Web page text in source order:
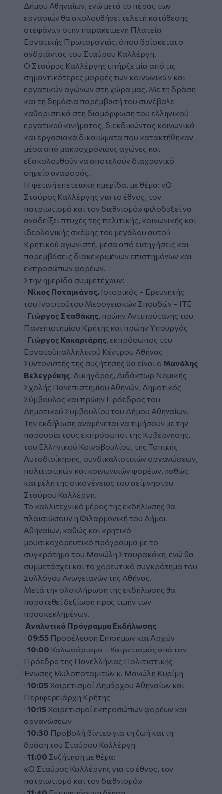
Δήμου Αθηναίων, ενώ μετά το πέρας των
εργασιών θα ακολουθήσει τελετή κατάθεσης
στεφάνων στην παρακείμενη Πλατεία
Εργατικής Πρωτομαγιάς, όπου βρίσκεται ο
ανδριάντας του Σταύρου Καλλέργη.
Ο Σταύρος Καλλέργης υπήρξε μία από τις
σημαντικότερες μορφές των κοινωνικών και
εργατικών αγώνων στη χώρα μας. Με τη δράση
και τη δημόσια παρέμβασή του συνέβαλε
καθοριστικά στη διαμόρφωση του ελληνικού
εργατικού κινήματος, διεκδικώντας κοινωνικά
και εργασιακά δικαιώματα που κατακτήθηκαν
μέσα από μακροχρόνιους αγώνες και
εξακολουθούν να αποτελούν διαχρονικό
σημείο αναφοράς.
Η φετινή επετειακή ημερίδα, με θέμα: «Ο
Σταύρος Καλλέργης για το έθνος, τον
πατριωτισμό και τον διεθνισμό» φιλοδοξεί να
αναδείξει πτυχές της πολιτικής, κοινωνικής και
ιδεολογικής σκέψης του μεγάλου αυτού
Κρητικού αγωνιστή, μέσα από εισηγήσεις και
παρεμβάσεις διακεκριμένων επιστημόνων και
εκπροσώπων φορέων.
Στην ημερίδα συμμετέχουν:
∙ Νίκος Ποταμιάνος, Ιστορικός – Ερευνητής
του Ινστιτούτου Μεσογειακών Σπουδών – ΙΤΕ
∙ Γιώργος Σταθάκης, πρώην Αντιπρύτανης του
Πανεπιστημίου Κρήτης και πρώην Υπουργός
∙ Γιώργος Κακαριάρης, εκπρόσωπος του
Εργατοϋπαλληλικού Κέντρου Αθήνας
Συντονιστής της συζήτησης θα είναι ο Μανόλης
Βελεγράκης, Δικηγόρος, Διδάκτωρ Νομικής
Σχολής Πανεπιστημίου Αθηνών, Δημοτικός
Σύμβουλος και πρώην Πρόεδρος του
Δημοτικού Συμβουλίου του Δήμου Αθηναίων.
Την εκδήλωση αναμένεται να τιμήσουν με την
παρουσία τους εκπρόσωποι της Κυβέρνησης,
του Ελληνικού Κοινοβουλίου, της Τοπικής
Αυτοδιοίκησης, συνδικαλιστικών οργανώσεων,
πολιτιστικών και κοινωνικών φορέων, καθώς
και μέλη της οικογένειας του αείμνηστου
Σταύρου Καλλέργη.
Το καλλιτεχνικό μέρος της εκδήλωσης θα
πλαισιώσουν η Φιλαρμονική του Δήμου
Αθηναίων, καθώς και κρητικό
μουσικοχορευτικό πρόγραμμα με το
συγκρότημα του Μανώλη Σταυρακάκη, ενώ θα
συμμετάσχει και το χορευτικό συγκρότημα του
Συλλόγου Ανωγειανών της Αθήνας.
Μετά την ολοκλήρωση της εκδήλωσης θα
παρατεθεί δεξίωση προς τιμήν των
προσκεκλημένων.
Αναλυτικό Πρόγραμμα Εκδήλωσης
∙ 09:55 Προσέλευση Επισήμων και Αρχών
∙ 10:00 Καλωσόρισμα – Χαιρετισμός από τον
Πρόεδρο της Πανελλήνιας Πολιτιστικής
Ένωσης Μυλοποταμιτών κ. Μανώλη Κυρίμη
∙ 10:05 Χαιρετισμοί Δημάρχου Αθηναίων και
Περιφερειάρχη Κρήτης
∙ 10:15 Χαιρετισμοί εκπροσώπων φορέων και
οργανώσεων
∙ 10:30 Προβολή βίντεο για τη ζωή και τη
δράση του Σταύρου Καλλέργη
∙ 11:00 Συζήτηση με θέμα:
«Ο Σταύρος Καλλέργης για το έθνος, τον
πατριωτισμό και τον διεθνισμό»